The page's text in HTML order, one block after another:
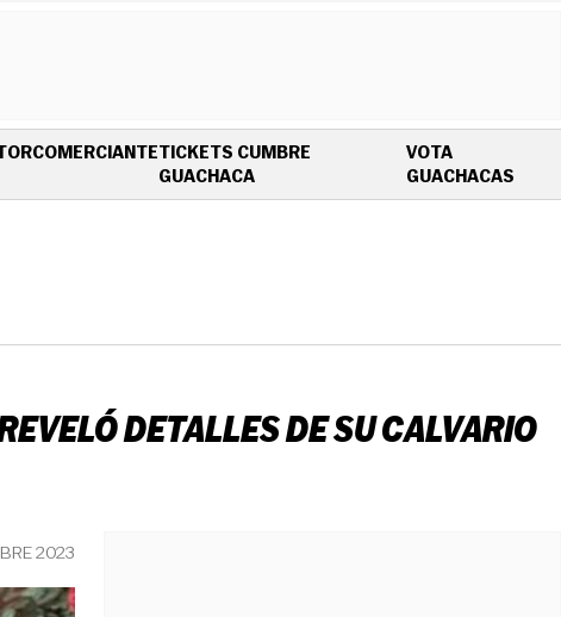
COMERCIANTETICKETS CUMBRE
GUACHACAOPENS IN NEW WINDOW
VOTA
GUACHACAS
DETALLES DE SU CALVARIO
2023